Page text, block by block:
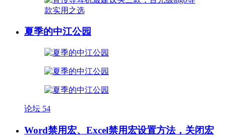
夏季的中江公园
论坛 54
Word禁用宏、Excel禁用宏设置方法，关闭宏